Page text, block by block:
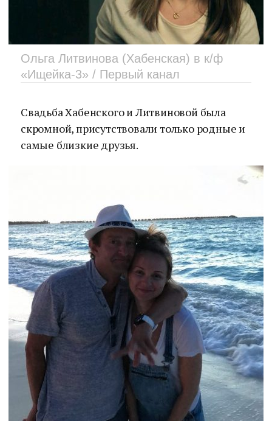
Ольга Литвинова (Хабенская) в к/ф
«Ищейка-3» / Первый канал
Свадьба Хабенского и Литвиновой была
скромной, присутствовали только родные и
самые близкие друзья.